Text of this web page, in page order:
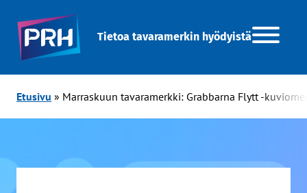
Tietoa tavaramerkin hyödyistä
Etusivu » Marraskuun tavaramerkki: Grabbarna Flytt -